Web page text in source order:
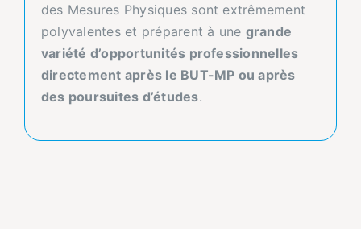
des Mesures Physiques sont extrêmement
polyvalentes et préparent à une grande
variété d’opportunités professionnelles
directement après le BUT-MP ou après
des poursuites d’études.